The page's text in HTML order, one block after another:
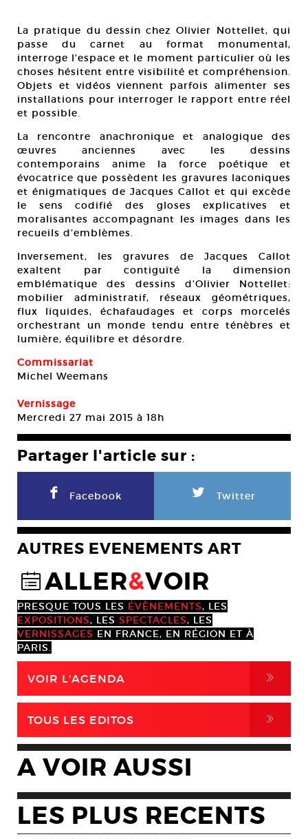
La pratique du dessin chez Olivier Nottellet, qui
passe du carnet au format monumental,
interroge l’espace et le moment particulier où les
choses hésitent entre visibilité et compréhension.
Objets et vidéos viennent parfois alimenter ses
installations pour interroger le rapport entre réel
et possible.
La rencontre anachronique et analogique des
œuvres anciennes avec les dessins
contemporains anime la force poétique et
évocatrice que possèdent les gravures laconiques
et énigmatiques de Jacques Callot et qui excède
le sens codifié des gloses explicatives et
moralisantes accompagnant les images dans les
recueils d’emblèmes.
Inversement, les gravures de Jacques Callot
exaltent par contiguïté la dimension
emblématique des dessins d’Olivier Nottellet:
mobilier administratif, réseaux géométriques,
flux liquides, échafaudages et corps morcelés
orchestrant un monde tendu entre ténèbres et
lumière, équilibre et désordre.
Commissariat
Michel Weemans
Vernissage
Mercredi 27 mai 2015 à 18h
Partager l'article sur :
F Facebook L Twitter
AUTRES EVENEMENTS ART
@ALLER&VOIR
PRESQUE TOUS LES ÉVÈNEMENTS, LES
EXPOSITIONS, LES SPECTACLES, LES
VERNISSAGES EN FRANCE, EN RÉGION ET À
PARIS.
VOIR L'AGENDA ,
TOUS LES EDITOS ,
A VOIR AUSSI
LES PLUS RECENTS